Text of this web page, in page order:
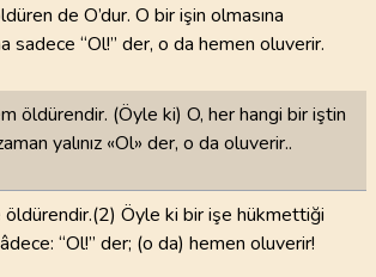
de O’dur. O bir işin olmasına
sadece “Ol!” der, o da hemen oluverir.
öldürendir. (Öyle ki) O, her hangi bir iştin
yalınız «Ol» der, o da oluverir..
öldürendir.(2) Öyle ki bir işe hükmettiği
“Ol!” der; (o da) hemen oluverir!